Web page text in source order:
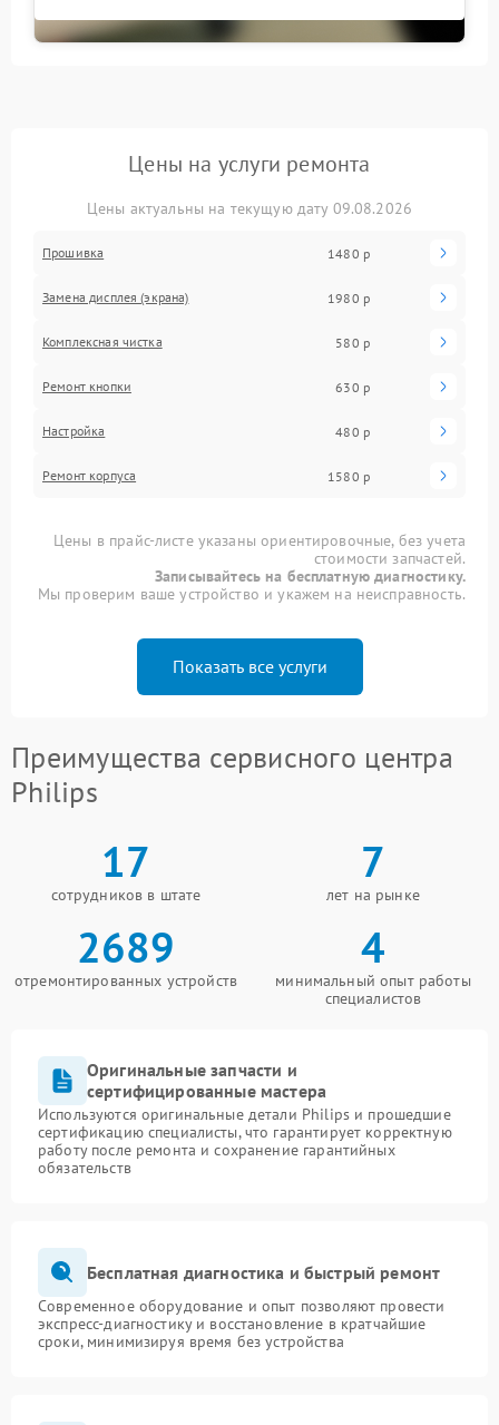
Цены на услуги ремонта
Цены актуальны на текущую дату 09.08.2026
Прошивка 1480 р
Замена дисплея (экрана) 1980 р
Комплексная чистка 580 р
Ремонт кнопки 630 р
Настройка 480 р
Ремонт корпуса 1580 р
Цены в прайс-листе указаны ориентировочные, без учета
стоимости запчастей.
Записывайтесь на бесплатную диагностику.
Мы проверим ваше устройство и укажем на неисправность.
Показать все услуги
Преимущества сервисного центра
Philips
17
сотрудников в штате
7
лет на рынке
2689
отремонтированных устройств
4
минимальный опыт работы
специалистов
Оригинальные запчасти и
сертифицированные мастера
Используются оригинальные детали Philips и прошедшие
сертификацию специалисты, что гарантирует корректную
работу после ремонта и сохранение гарантийных
обязательств
Бесплатная диагностика и быстрый ремонт
Современное оборудование и опыт позволяют провести
экспресс-диагностику и восстановление в кратчайшие
сроки, минимизируя время без устройства